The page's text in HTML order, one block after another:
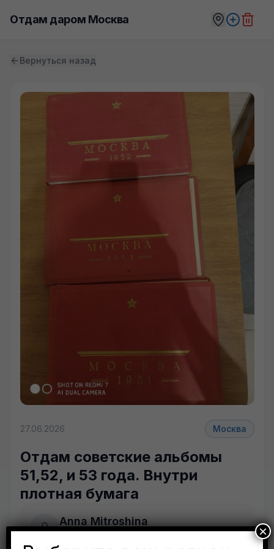
Отдам даром Москва
Вернуться назад
27.06.2026 Москва
Отдам советские альбомы
51,52, и 53 года. Внутри
плотная бумага
Anna Mitroshina
×